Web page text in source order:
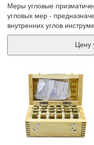
Меры угловые
угловых мер -
внутренних углов